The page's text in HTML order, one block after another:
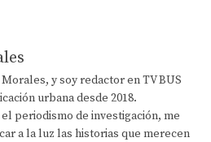
y soy redactor en TV BUS
urbana desde 2018.
periodismo de investigación, me
a la luz las historias que merecen